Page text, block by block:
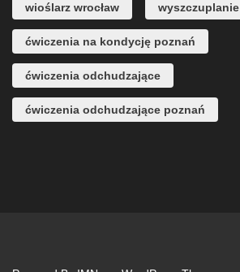
wioślarz wrocław wyszczuplanie
ćwiczenia na kondycję poznań
ćwiczenia odchudzające
ćwiczenia odchudzające poznań